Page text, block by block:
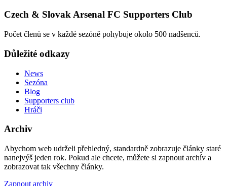
Czech & Slovak Arsenal FC Supporters Club
Počet členů se v každé sezóně pohybuje okolo 500 nadšenců.
Důležité odkazy
News
Sezóna
Blog
Supporters club
Hráči
Archiv
Abychom web udrželi přehledný, standardně zobrazuje články staré
nanejvýš jeden rok. Pokud ale chcete, můžete si zapnout archív a
zobrazovat tak všechny články.
Zapnout archiv